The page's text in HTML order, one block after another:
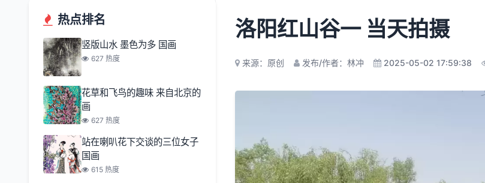
热点排名
竖版山水 墨色为多 国画
627 热度
花草和飞鸟的趣味 来自北京的
画
627 热度
站在喇叭花下交谈的三位女子
国画
615 热度
洛阳红山谷一 当天拍摄
来源：原创 发布/作者：林冲 2025-05-02 17:59:38